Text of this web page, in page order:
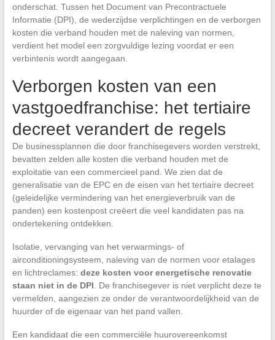
onderschat. Tussen het Document van Precontractuele
Informatie (DPI), de wederzijdse verplichtingen en de verborgen
kosten die verband houden met de naleving van normen,
verdient het model een zorgvuldige lezing voordat er een
verbintenis wordt aangegaan.
Verborgen kosten van een
vastgoedfranchise: het tertiaire
decreet verandert de regels
De businessplannen die door franchisegevers worden verstrekt,
bevatten zelden alle kosten die verband houden met de
exploitatie van een commercieel pand. We zien dat de
generalisatie van de EPC en de eisen van het tertiaire decreet
(geleidelijke vermindering van het energieverbruik van de
panden) een kostenpost creëert die veel kandidaten pas na
ondertekening ontdekken.
Isolatie, vervanging van het verwarmings- of
airconditioningsysteem, naleving van de normen voor etalages
en lichtreclames: deze kosten voor energetische renovatie
staan niet in de DPI . De franchisegever is niet verplicht deze te
vermelden, aangezien ze onder de verantwoordelijkheid van de
huurder of de eigenaar van het pand vallen.
Een kandidaat die een commerciële huurovereenkomst